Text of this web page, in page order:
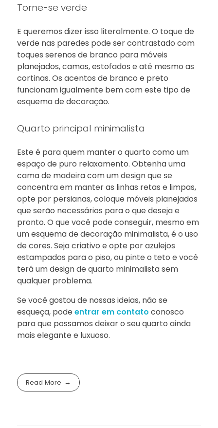
Torne-se verde
E queremos dizer isso literalmente. O toque de
verde nas paredes pode ser contrastado com
toques serenos de branco para móveis
planejados, camas, estofados e até mesmo as
cortinas. Os acentos de branco e preto
funcionam igualmente bem com este tipo de
esquema de decoração.
Quarto principal minimalista
Este é para quem manter o quarto como um
espaço de puro relaxamento. Obtenha uma
cama de madeira com um design que se
concentra em manter as linhas retas e limpas,
opte por persianas, coloque móveis planejados
que serão necessários para o que deseja e
pronto. O que você pode conseguir, mesmo em
um esquema de decoração minimalista, é o uso
de cores. Seja criativo e opte por azulejos
estampados para o piso, ou pinte o teto e você
terá um design de quarto minimalista sem
qualquer problema.
Se você gostou de nossas ideias, não se
esqueça, pode entrar em contato conosco
para que possamos deixar o seu quarto ainda
mais elegante e luxuoso.
Read More